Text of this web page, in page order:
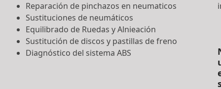
Reparación de pinchazos en neumaticos
Sustituciones de neumáticos
Equilibrado de Ruedas y Alnieación
Sustitución de discos y pastillas de freno
Diagnóstico del sistema ABS